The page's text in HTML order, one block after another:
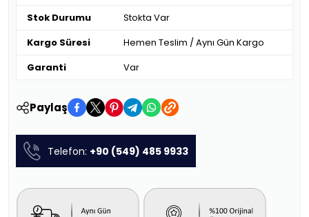
Stok Durumu
Stokta Var
Kargo Süresi
Hemen Teslim / Aynı Gün Kargo
Garanti
Var
Paylaş
Telefon: +90 (549) 485 9933